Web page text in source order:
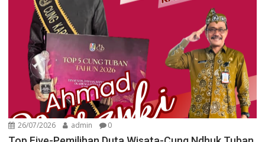
26/07/2026 admin 0